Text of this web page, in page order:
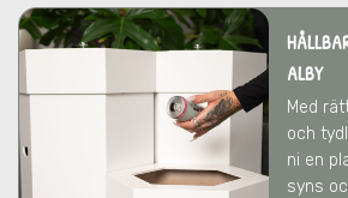
ALBY
Med
och
ni en
syns